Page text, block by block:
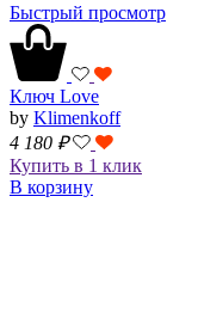
Быстрый просмотр
Ключ Love
by Klimenkoff
4 180 ₽
Купить в 1 клик
В корзину